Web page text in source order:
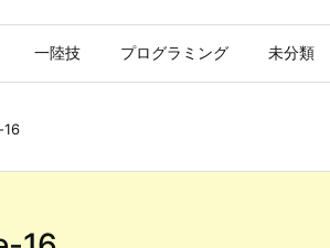
一陸技 プログラミング 未分類
16